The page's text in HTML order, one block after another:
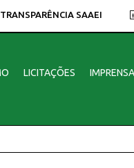
TRANSPARÊNCIA SAAEI
LICITAÇÕES IMPRENSA